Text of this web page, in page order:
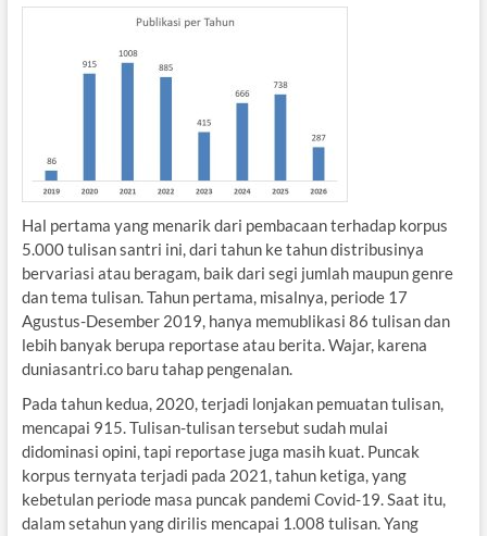
Hal pertama yang menarik dari pembacaan terhadap korpus
5.000 tulisan santri ini, dari tahun ke tahun distribusinya
bervariasi atau beragam, baik dari segi jumlah maupun genre
dan tema tulisan. Tahun pertama, misalnya, periode 17
Agustus-Desember 2019, hanya memublikasi 86 tulisan dan
lebih banyak berupa reportase atau berita. Wajar, karena
duniasantri.co baru tahap pengenalan.
Pada tahun kedua, 2020, terjadi lonjakan pemuatan tulisan,
mencapai 915. Tulisan-tulisan tersebut sudah mulai
didominasi opini, tapi reportase juga masih kuat. Puncak
korpus ternyata terjadi pada 2021, tahun ketiga, yang
kebetulan periode masa puncak pandemi Covid-19. Saat itu,
dalam setahun yang dirilis mencapai 1.008 tulisan. Yang